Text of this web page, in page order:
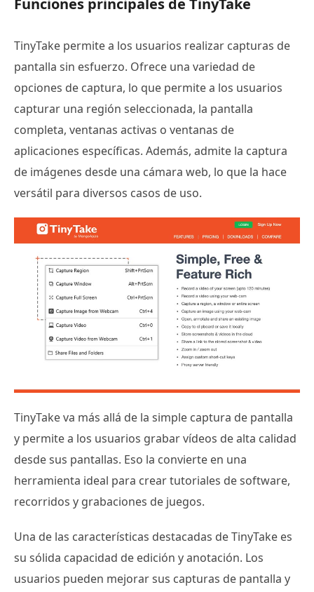
TinyTake permite a los usuarios realizar capturas de
pantalla sin esfuerzo. Ofrece una variedad de
opciones de captura, lo que permite a los usuarios
capturar una región seleccionada, la pantalla
completa, ventanas activas o ventanas de
aplicaciones específicas. Además, admite la captura
de imágenes desde una cámara web, lo que la hace
versátil para diversos casos de uso.
TinyTake va más allá de la simple captura de pantalla
y permite a los usuarios grabar vídeos de alta calidad
desde sus pantallas. Eso la convierte en una
herramienta ideal para crear tutoriales de software,
recorridos y grabaciones de juegos.
Una de las características destacadas de TinyTake es
su sólida capacidad de edición y anotación. Los
usuarios pueden mejorar sus capturas de pantalla y